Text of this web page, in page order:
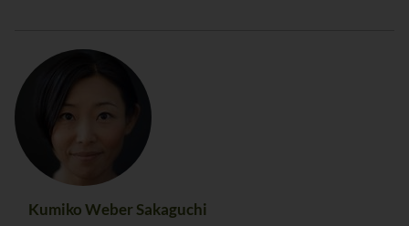
Kumiko Weber Sakaguchi